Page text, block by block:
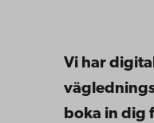
Vi har
boka in dig